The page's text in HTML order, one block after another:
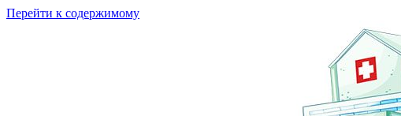
Перейти к содержимому